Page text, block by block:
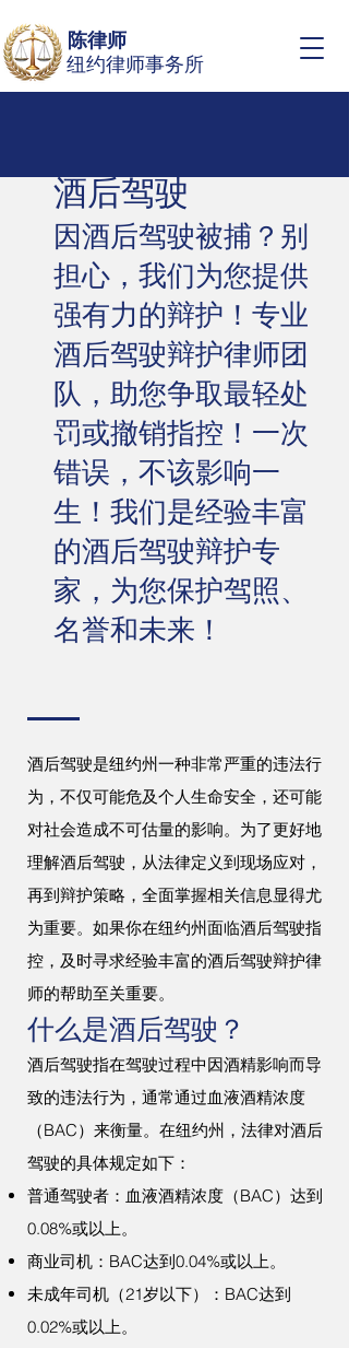
纽约律师事务所
陈律师
酒后驾驶
因酒后驾驶被捕？别
担心，我们为您提供
强有力的辩护！专业
酒后驾驶辩护律师团
队，助您争取最轻处
罚或撤销指控！一次
错误，不该影响一
生！我们是经验丰富
的酒后驾驶辩护专
家，为您保护驾照、
名誉和未来！
酒后驾驶是纽约州一种非常严重的违法行
为，不仅可能危及个人生命安全，还可能
对社会造成不可估量的影响。为了更好地
理解酒后驾驶，从法律定义到现场应对，
再到辩护策略，全面掌握相关信息显得尤
为重要。如果你在纽约州面临酒后驾驶指
控，及时寻求经验丰富的酒后驾驶辩护律
师的帮助至关重要。
什么是酒后驾驶？
酒后驾驶指在驾驶过程中因酒精影响而导
致的违法行为，通常通过血液酒精浓度
（BAC）来衡量。在纽约州，法律对酒后
驾驶的具体规定如下：
普通驾驶者：血液酒精浓度（BAC）达到
0.08%或以上。
商业司机：BAC达到0.04%或以上。
未成年司机（21岁以下）：BAC达到
0.02%或以上。